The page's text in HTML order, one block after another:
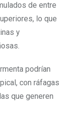
de entre
lo que
y
podrían
con ráfagas
que generen